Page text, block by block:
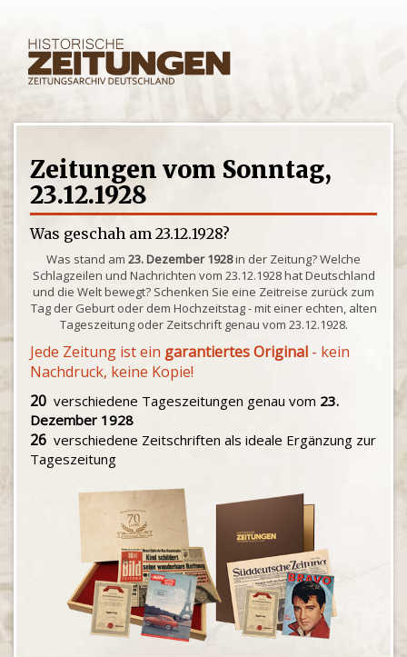
Zeitungen vom Sonntag,
23.12.1928
Was geschah am 23.12.1928?
Was stand am 23. Dezember 1928in der Zeitung? Welche
Schlagzeilen und Nachrichten vom 23.12.1928 hat Deutschland
und die Welt bewegt? Schenken Sie eine Zeitreise zurück zum
Tag der Geburt oder dem Hochzeitstag - mit einer echten, alten
Tageszeitung oder Zeitschrift genau vom 23.12.1928.
Jede Zeitung ist ein garantiertes Original - kein
Nachdruck, keine Kopie!
20 verschiedene Tageszeitungen genau vom 23.
Dezember 1928
26 verschiedene Zeitschriften als ideale Ergänzung zur
Tageszeitung